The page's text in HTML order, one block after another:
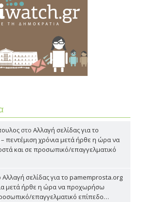
στο Αλλαγή σελίδας για το
πεντέμιση χρόνια μετά ήρθε η ώρα να
και σε προσωπικό/επαγγελματικό
Αλλαγή σελίδας για το pamemprosta.org
μετά ήρθε η ώρα να προχωρήσω
επαγγελματικό επίπεδο…